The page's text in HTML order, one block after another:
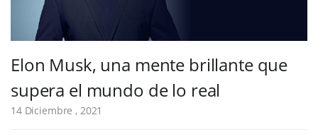
Elon Musk, una mente brillante que
supera el mundo de lo real
14 Diciembre , 2021